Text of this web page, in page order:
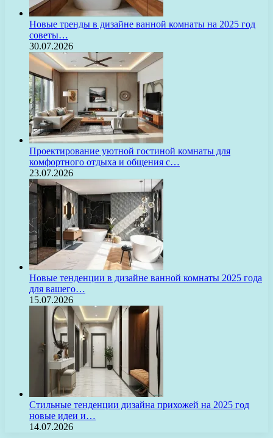
Новые тренды в дизайне ванной комнаты на 2025 год
советы…
30.07.2026
Проектирование уютной гостиной комнаты для
комфортного отдыха и общения с…
23.07.2026
Новые тенденции в дизайне ванной комнаты 2025 года
для вашего…
15.07.2026
Стильные тенденции дизайна прихожей на 2025 год
новые идеи и…
14.07.2026